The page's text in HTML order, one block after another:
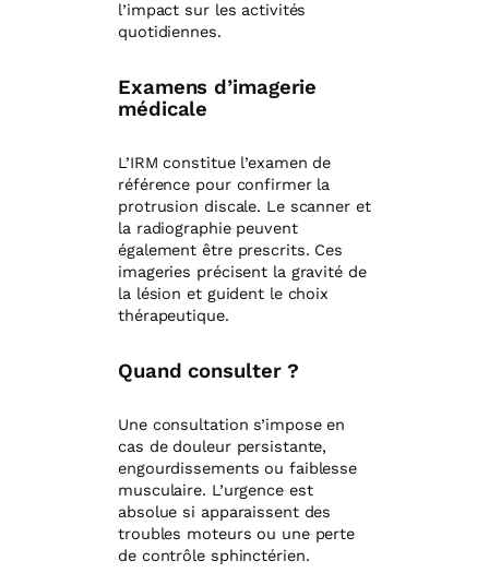
l’impact sur les activités
quotidiennes.
Examens d’imagerie
médicale
L’IRM constitue l’examen de
référence pour confirmer la
protrusion discale. Le scanner et
la radiographie peuvent
également être prescrits. Ces
imageries précisent la gravité de
la lésion et guident le choix
thérapeutique.
Quand consulter ?
Une consultation s’impose en
cas de douleur persistante,
engourdissements ou faiblesse
musculaire. L’urgence est
absolue si apparaissent des
troubles moteurs ou une perte
de contrôle sphinctérien.